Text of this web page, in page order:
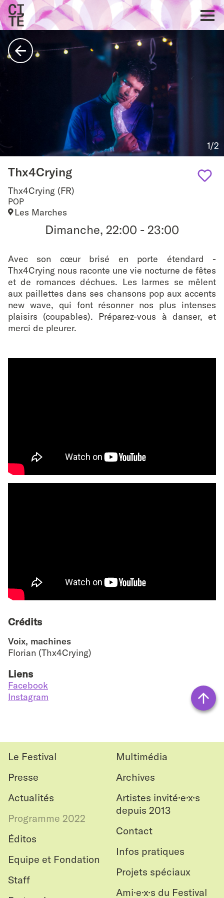
Accueil
1/2
Thx4Crying
Thx4Crying (FR)
POP
Les Marches
Dimanche, 22:00 - 23:00
Avec son cœur brisé en porte étendard -
Thx4Crying nous raconte une vie nocturne de fêtes
et de romances déchues. Les larmes se mêlent
aux paillettes dans ses chansons pop aux accents
new wave, qui font résonner nos plus intenses
plaisirs (coupables). Préparez-vous à danser, et
merci de pleurer.
Crédits
Voix, machines
Florian (Thx4Crying)
Liens
Facebook
Instagram
Le Festival
Presse
Actualités
Programme 2022
Éditos
Equipe et Fondation
Staff
Multimédia
Archives
Artistes invité·e·x·s
depuis 2013
Contact
Infos pratiques
Projets spéciaux
Ami·e·x·s du Festival